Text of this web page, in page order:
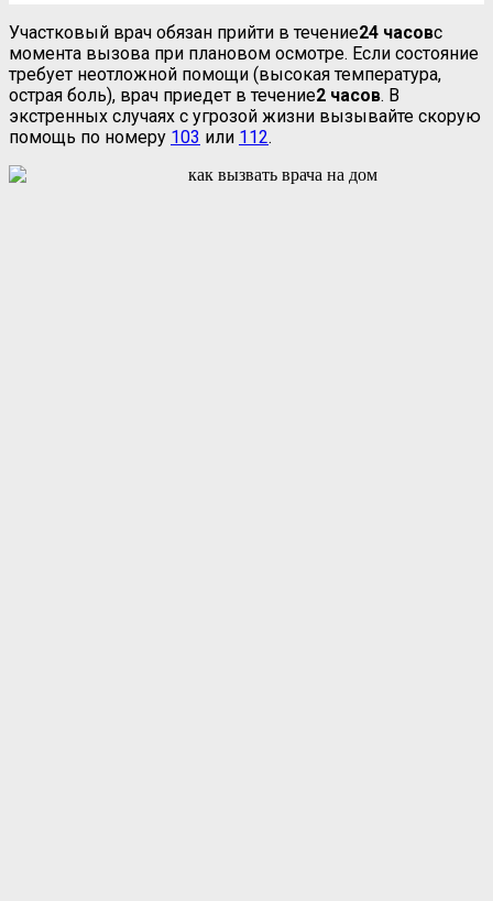
Участковый врач обязан прийти в течение24 часовс
момента вызова при плановом осмотре. Если состояние
требует неотложной помощи (высокая температура,
острая боль), врач приедет в течение2 часов. В
экстренных случаях с угрозой жизни вызывайте скорую
помощь по номеру 103 или 112.